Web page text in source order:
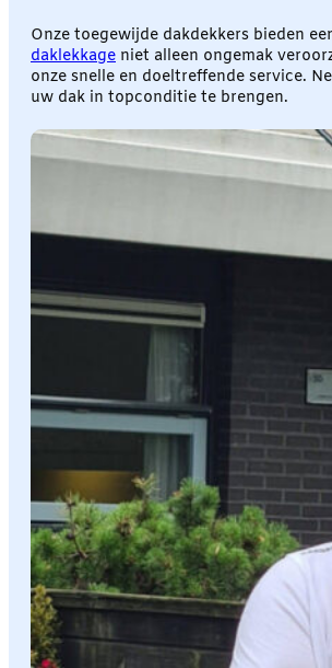
Onze toegewijde dakdekkers bieden
daklekkage niet alleen ongemak
onze snelle en doeltreffende service.
uw dak in topconditie te brengen.